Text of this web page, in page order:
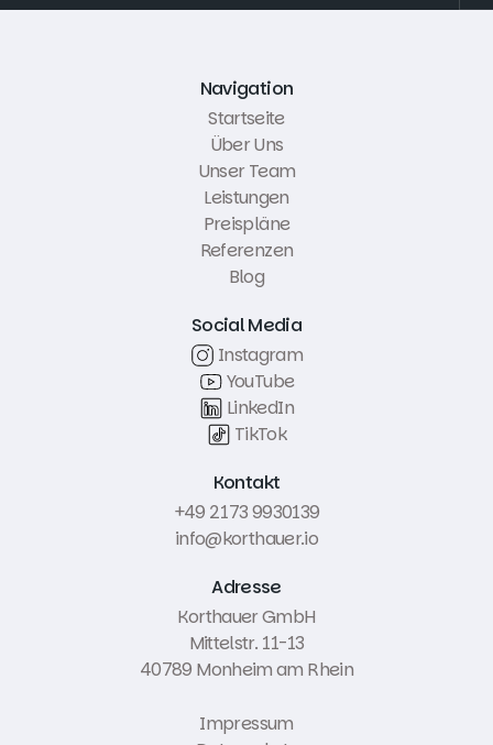
Navigation
Startseite
Über Uns
Unser Team
Leistungen
Preispläne
Referenzen
Blog
Social Media
Instagram
YouTube
LinkedIn
TikTok
Kontakt
+49 2173 9930139
info@korthauer.io
Adresse
Korthauer GmbH
Mittelstr. 11-13
40789 Monheim am Rhein
Impressum